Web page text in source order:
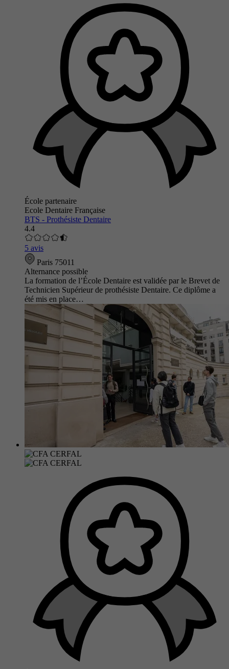
École partenaire
Ecole Dentaire Française
BTS - Prothésiste Dentaire
4.4
5 avis
Paris 75011
Alternance possible
La formation de l’École Dentaire est validée par le Brevet de
Technicien Supérieur de prothésiste Dentaire. Ce diplôme a
été mis en place…